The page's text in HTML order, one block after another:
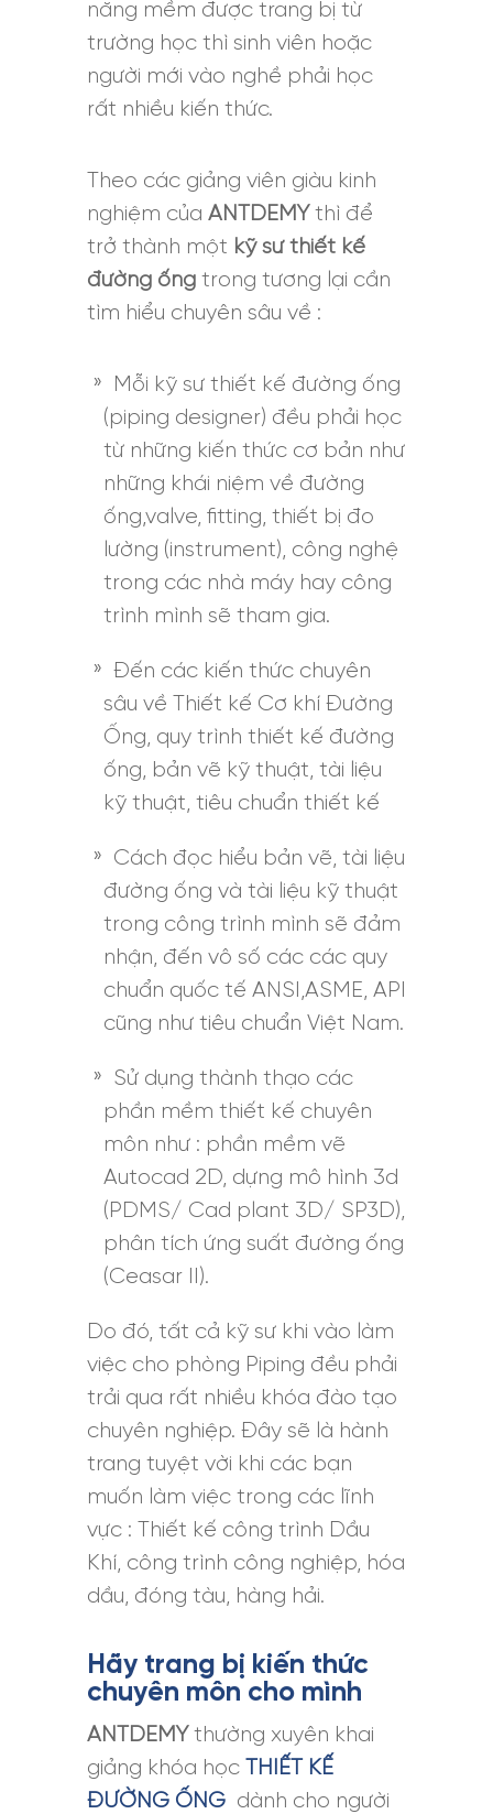
năng mềm được trang bị từ
trường học thì sinh viên hoặc
người mới vào nghề phải học
rất nhiều kiến thức.
Theo các giảng viên giàu kinh
nghiệm của ANTDEMY thì để
trở thành một kỹ sư thiết kế
đường ống trong tương lại cần
tìm hiểu chuyên sâu về :
Mỗi kỹ sư thiết kế đường ống
(piping designer) đều phải học
từ những kiến thức cơ bản như
những khái niệm về đường
ống,valve, fitting, thiết bị đo
lường (instrument), công nghệ
trong các nhà máy hay công
trình mình sẽ tham gia.
Đến các kiến thức chuyên
sâu về Thiết kế Cơ khí Đường
Ống, quy trình thiết kế đường
ống, bản vẽ kỹ thuật, tài liệu
kỹ thuật, tiêu chuẩn thiết kế
Cách đọc hiểu bản vẽ, tài liệu
đường ống và tài liệu kỹ thuật
trong công trình mình sẽ đảm
nhận, đến vô số các các quy
chuẩn quốc tế ANSI,ASME, API
cũng như tiêu chuẩn Việt Nam.
Sử dụng thành thạo các
phần mềm thiết kế chuyên
môn như : phần mềm vẽ
Autocad 2D, dựng mô hình 3d
(PDMS/ Cad plant 3D/ SP3D),
phân tích ứng suất đường ống
(Ceasar II).
Do đó, tất cả kỹ sư khi vào làm
việc cho phòng Piping đều phải
trải qua rất nhiều khóa đào tạo
chuyên nghiệp. Đây sẽ là hành
trang tuyệt vời khi các bạn
muốn làm việc trong các lĩnh
vực : Thiết kế công trình Dầu
Khí, công trình công nghiệp, hóa
dầu, đóng tàu, hàng hải.
Hãy trang bị kiến thức
chuyên môn cho mình
ANTDEMY thường xuyên khai
giảng khóa học
THIẾT KẾ
ĐƯỜNG ỐNG dành cho người